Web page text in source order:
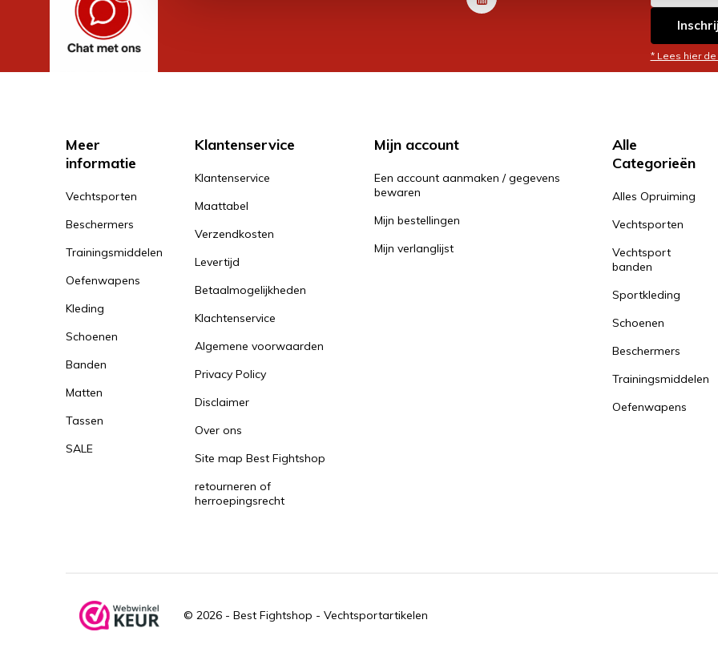
* Lees hier
Meer
informatie
Vechtsporten
Beschermers
Trainingsmiddelen
Oefenwapens
Kleding
Schoenen
Banden
Matten
Tassen
SALE
Klantenservice
Klantenservice
Maattabel
Verzendkosten
Levertijd
Betaalmogelijkheden
Klachtenservice
Algemene voorwaarden
Privacy Policy
Disclaimer
Over ons
Site map Best Fightshop
retourneren of
herroepingsrecht
Mijn account
Een account aanmaken / gegevens
bewaren
Mijn bestellingen
Mijn verlanglijst
Alle
Categorieën
Alles Opruiming
Vechtsporten
Vechtsport
banden
Sportkleding
Schoenen
Beschermers
Trainingsmiddelen
Oefenwapens
© 2026 - Best Fightshop - Vechtsportartikelen